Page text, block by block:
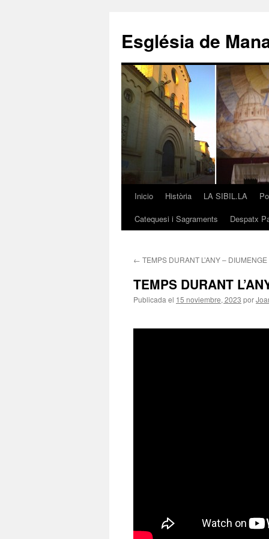
contenido
Església de
Inicio Història LA SIBIL.LA
Catequesi i Sagraments
Despatx
← TEMPS DURANT L’ANY –
TEMPS DURANT
Publicada el 15 noviembre, 2023 por